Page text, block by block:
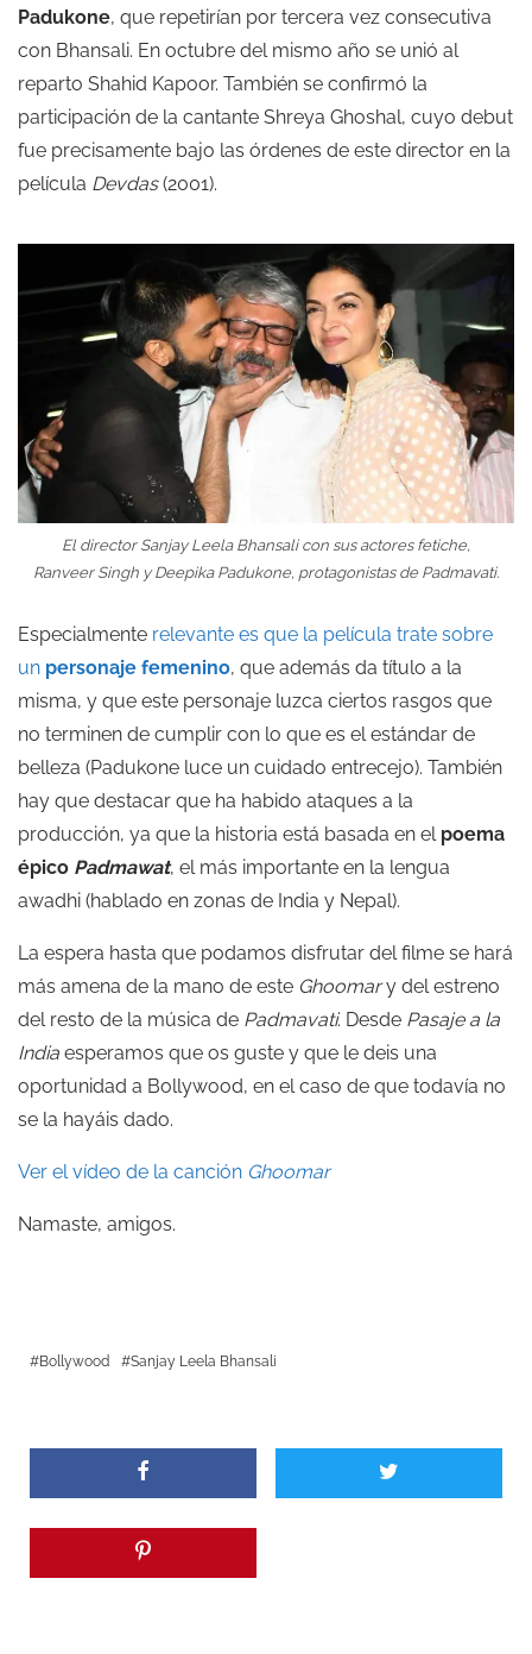
Padukone, que repetirían por tercera vez consecutiva
con Bhansali. En octubre del mismo año se unió al
reparto Shahid Kapoor. También se confirmó la
participación de la cantante Shreya Ghoshal, cuyo debut
fue precisamente bajo las órdenes de este director en la
película Devdas(2001).
El director Sanjay Leela Bhansali con sus actores fetiche,
Ranveer Singh y Deepika Padukone, protagonistas de Padmavati.
Especialmente relevante es que la película trate sobre
un personaje femenino, que además da título a la
misma, y que este personaje luzca ciertos rasgos que
no terminen de cumplir con lo que es el estándar de
belleza (Padukone luce un cuidado entrecejo). También
hay que destacar que ha habido ataques a la
producción, ya que la historia está basada en elpoema
épico Padmawat, el más importante en la lengua
awadhi (hablado en zonas de India y Nepal).
La espera hasta que podamos disfrutar del filme se hará
más amena de la mano de este Ghoomary del estreno
del resto de la música de Padmavati. Desde Pasaje a la
India esperamos que os guste y que le deis una
oportunidad a Bollywood, en el caso de que todavía no
se la hayáis dado.
Ver el vídeo de la canción Ghoomar
Namaste, amigos.
Bollywood Sanjay Leela Bhansali